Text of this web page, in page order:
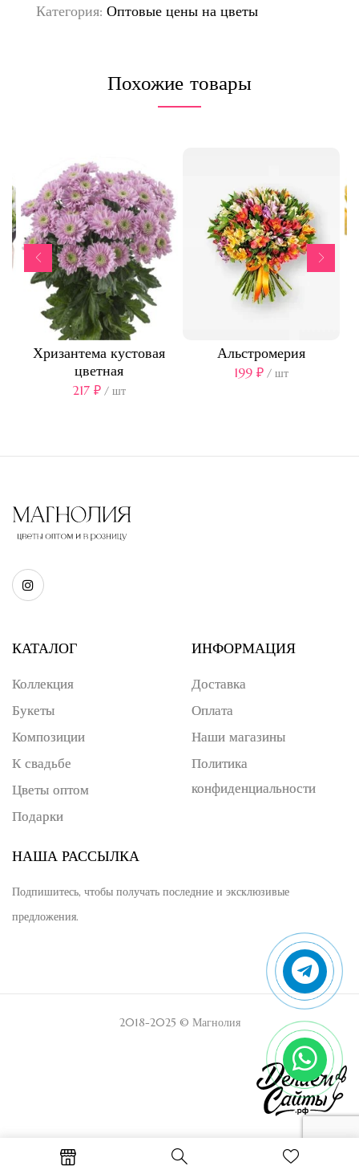
Категория: Оптовые цены на цветы
Похожие товары
Хризантема кустовая
цветная
217 ₽ / шт
Альстромерия
199 ₽ / шт
КАТАЛОГ
Коллекция
Букеты
Композиции
К свадьбе
Цветы оптом
Подарки
ИНФОРМАЦИЯ
Доставка
Оплата
Наши магазины
Политика
конфиденциальности
НАША РАССЫЛКА
Подпишитесь, чтобы получать последние и эксклюзивые
предложения.
2018-2025 © Магнолия